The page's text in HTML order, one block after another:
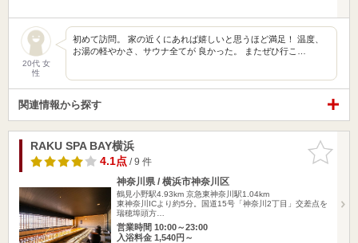
20代 女
性
初めて訪問。 家の近くにあれば嬉しいと思うほど満足！ 温度、
お湯の軽やかさ、サウナ全てが 良かった。 またぜひ行こ…
関連情報から探す
お気に入
りに追加
RAKU SPA BAY横浜
4.1点/ 9 件
神奈川県 / 横浜市神奈川区
鶴見小野駅4.93km 京急東神奈川駅1.04km
東神奈川ICより約5分。国道15号「神奈川2丁目」交差点を
瑞穂埠頭方…
営業時間 10:00～23:00
入浴料金 1,540円～